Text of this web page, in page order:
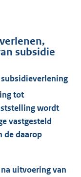
subsidie
tot
wordt
vastgesteld
de daarop
uitvoering van